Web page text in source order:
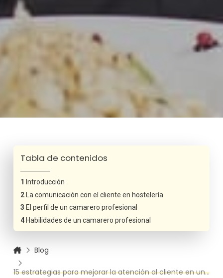
Tabla de contenidos
Introducción
La comunicación con el cliente en hostelería
El perfil de un camarero profesional
Habilidades de un camarero profesional
Blog
15 estrategias para mejorar la atención al cliente en un restaurante